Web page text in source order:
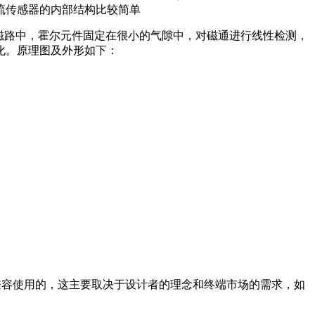
传感器的内部结构比较简单
，霍尔元件固定在很小的气隙中，对磁通进行线性检测，
原理图及外形如下：
用的，这主要取决于设计者的理念和终端市场的需求，如